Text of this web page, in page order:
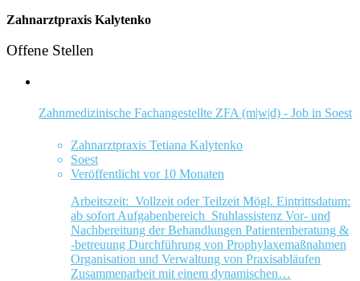
Zahnarztpraxis Kalytenko
Offene Stellen
Zahnmedizinische Fachangestellte ZFA (m|w|d) - Job in Soest
Zahnarztpraxis Tetiana Kalytenko
Soest
Veröffentlicht vor 10 Monaten
Arbeitszeit: Vollzeit oder Teilzeit Mögl. Eintrittsdatum:
ab sofort Aufgabenbereich Stuhlassistenz Vor- und
Nachbereitung der Behandlungen Patientenberatung &
-betreuung Durchführung von Prophylaxemaßnahmen
Organisation und Verwaltung von Praxisabläufen
Zusammenarbeit mit einem dynamischen…